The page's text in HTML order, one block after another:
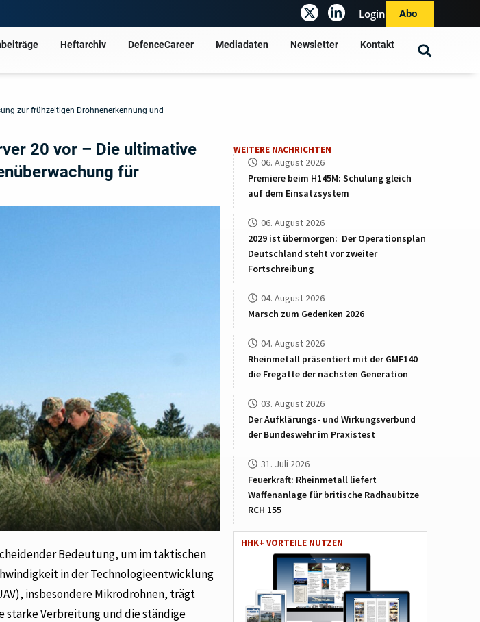
Login Abo
Heftarchiv DefenceCareer Mediadaten Newsletter Kontakt
zur frühzeitigen Drohnenerkennung und
20 vor – Die ultimative
für
Bedeutung, um im taktischen
in der Technologieentwicklung
insbesondere Mikrodrohnen, trägt
starke Verbreitung und die ständige
WEITERE NACHRICHTEN
06. August 2026
Premiere beim H145M: Schulung gleich
auf dem Einsatzsystem
06. August 2026
2029 ist übermorgen: Der Operationsplan
Deutschland steht vor zweiter
Fortschreibung
04. August 2026
Marsch zum Gedenken 2026
04. August 2026
Rheinmetall präsentiert mit der GMF140
die Fregatte der nächsten Generation
03. August 2026
Der Aufklärungs- und Wirkungsverbund
der Bundeswehr im Praxistest
31. Juli 2026
Feuerkraft: Rheinmetall liefert
Waffenanlage für britische Radhaubitze
RCH 155
HHK+ VORTEILE NUTZEN